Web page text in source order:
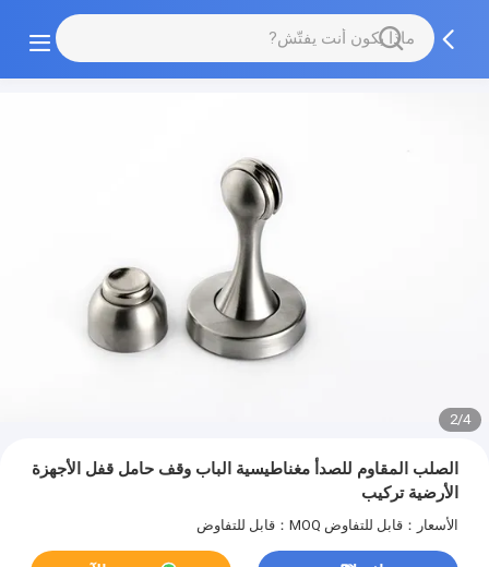
2/4
الصلب المقاوم للصدأ مغناطيسية الباب وقف حامل قفل الأجهزة
الأرضية تركيب
الأسعار：قابل للتفاوض MOQ：قابل للتفاوض